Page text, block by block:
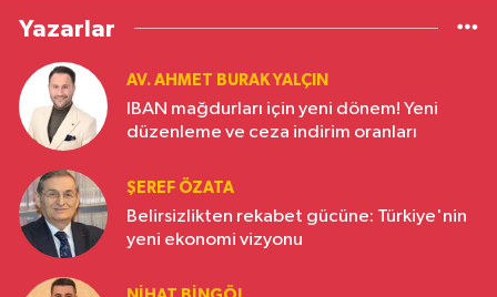
Yazarlar
AV. AHMET BURAK YALÇIN
IBAN mağdurları için yeni dönem! Yeni
düzenleme ve ceza indirim oranları
ŞEREF ÖZATA
Belirsizlikten rekabet gücüne: Türkiye'nin
yeni ekonomi vizyonu